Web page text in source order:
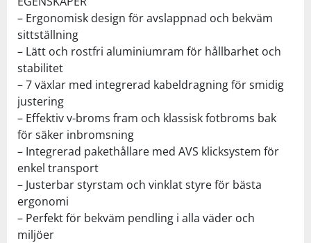
– Ergonomisk design för avslappnad och bekväm
sittställning
– Lätt och rostfri aluminiumram för hållbarhet och
stabilitet
– 7 växlar med integrerad kabeldragning för smidig
justering
– Effektiv v-broms fram och klassisk fotbroms bak
för säker inbromsning
– Integrerad pakethållare med AVS klicksystem för
enkel transport
– Justerbar styrstam och vinklat styre för bästa
ergonomi
– Perfekt för bekväm pendling i alla väder och
miljöer